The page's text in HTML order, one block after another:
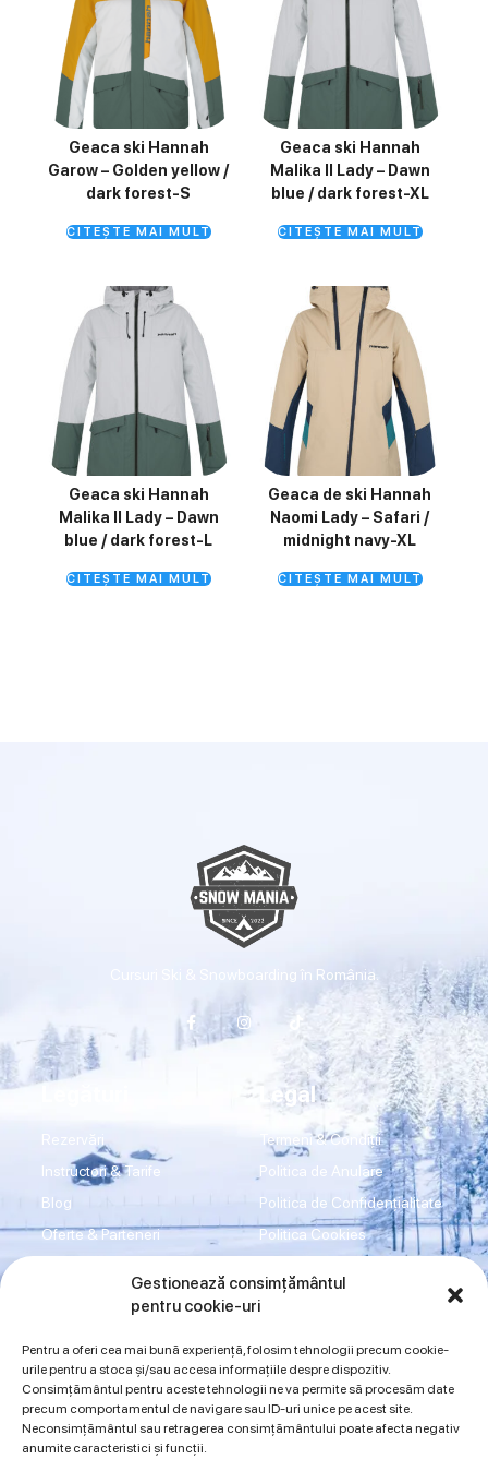
Gestionează consimțământul
pentru cookie-uri
Pentru a oferi cea mai bună experiență, folosim tehnologii precum cookie-
urile pentru a stoca și/sau accesa informațiile despre dispozitiv.
Consimțământul pentru aceste tehnologii ne va permite să procesăm date
precum comportamentul de navigare sau ID-uri unice pe acest site.
Neconsimțământul sau retragerea consimțământului poate afecta negativ
anumite caracteristici și funcții.
Geaca ski Hannah
Garow – Golden yellow /
dark forest-S
CITEȘTE MAI MULT
Geaca ski Hannah
Malika II Lady – Dawn
blue / dark forest-XL
CITEȘTE MAI MULT
Geaca ski Hannah
Malika II Lady – Dawn
blue / dark forest-L
CITEȘTE MAI MULT
Geaca de ski Hannah
Naomi Lady – Safari /
midnight navy-XL
CITEȘTE MAI MULT
Cursuri Ski & Snowboarding în România.
Rezervări
Instructori & Tarife
Blog
Oferte & Parteneri
Legal
Termeni & Condiții
Politica de Anulare
Politica de Confidențialitate
Politica Cookies
Imprint
Sună acum
0734942997